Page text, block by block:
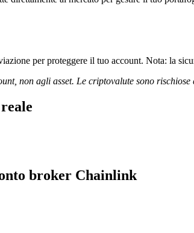
per proteggere il tuo account. Nota: la
non agli asset. Le criptovalute sono
broker Chainlink